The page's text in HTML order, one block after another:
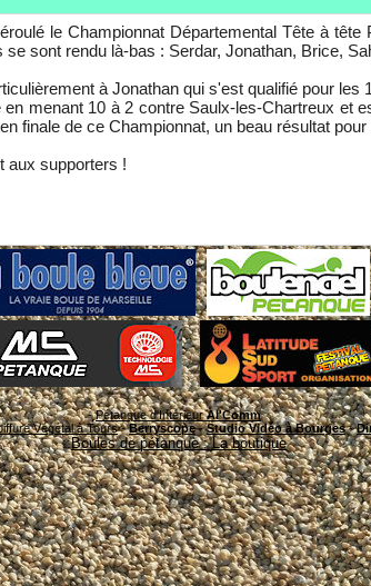
le Championnat Départemental Tête à tête
sont rendu là-bas : Serdar, Jonathan, Brice,
à Jonathan qui s'est qualifié pour les
menant 10 à 2 contre Saulx-les-Chartreux et
finale de ce Championnat, un beau résultat pour
aux supporters !
-Pétanque d'IntérieurAl'Comm
Végétal à Tours-Berryscope-Studio Vidéo à Bourges-
::Boules de pétanque : La boutique